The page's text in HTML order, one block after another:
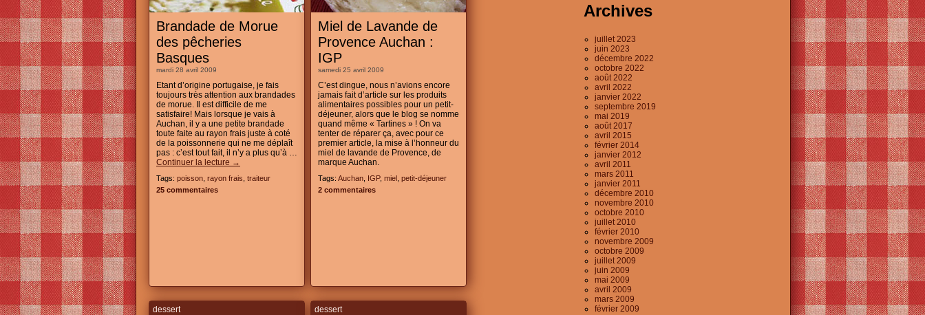
Brandade de Morue
des pêcheries
Basques
mardi 28 avril 2009
Etant d’origine portugaise, je fais
toujours très attention aux brandades
de morue. Il est difficile de me
satisfaire! Mais lorsque je vais à
Auchan, il y a une petite brandade
toute faite au rayon frais juste à coté
de la poissonnerie qui ne me déplaît
pas : c’est tout fait, il n’y a plus qu’à …
Continuer la lecture →
Tags: poisson rayon frais traiteur
25 commentaires
Miel de Lavande de
Provence Auchan :
IGP
samedi 25 avril 2009
C’est dingue, nous n’avions encore
jamais fait d’article sur les produits
alimentaires possibles pour un petit-
déjeuner, alors que le blog se nomme
quand même « Tartines » ! On va
tenter de réparer ça, avec pour ce
premier article, la mise à l’honneur du
miel de lavande de Provence, de
marque Auchan.
Tags: Auchan IGP, miel petit-déjeuner
2 commentaires
dessert dessert
Archives
juillet 2023
juin 2023
décembre 2022
octobre 2022
août 2022
avril 2022
janvier 2022
septembre 2019
mai 2019
août 2017
avril 2015
février 2014
janvier 2012
avril 2011
mars 2011
janvier 2011
décembre 2010
novembre 2010
octobre 2010
juillet 2010
février 2010
novembre 2009
octobre 2009
juillet 2009
juin 2009
mai 2009
avril 2009
mars 2009
février 2009